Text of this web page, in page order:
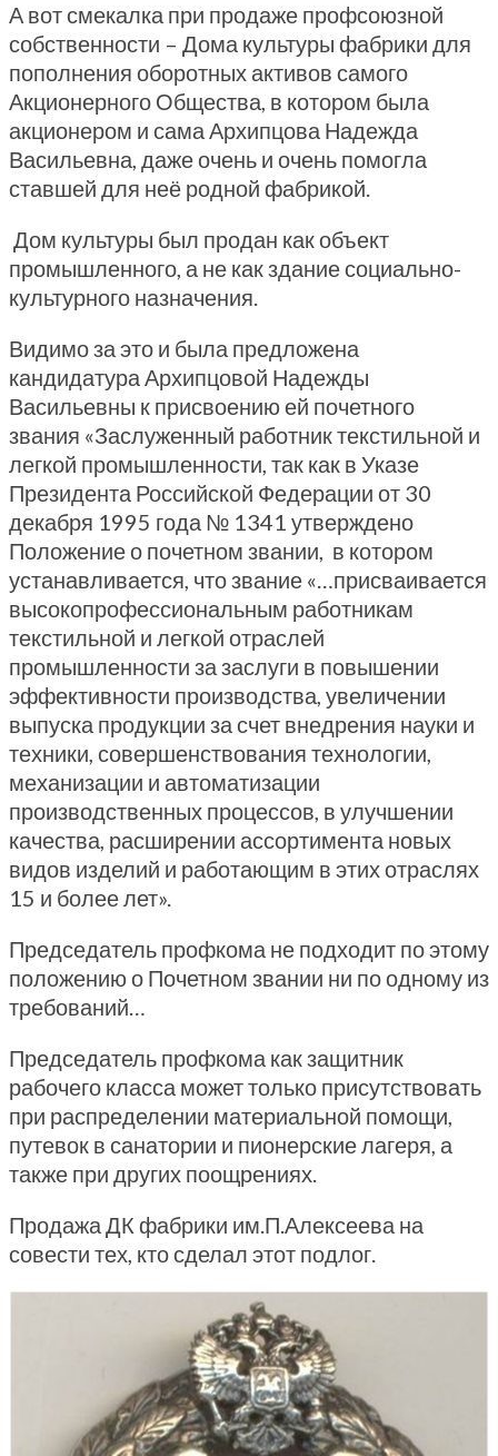
А вот смекалка при продаже профсоюзной
собственности – Дома культуры фабрики для
пополнения оборотных активов самого
Акционерного Общества, в котором была
акционером и сама Архипцова Надежда
Васильевна, даже очень и очень помогла
ставшей для неё родной фабрикой.
Дом культуры был продан как объект
промышленного, а не как здание социально-
культурного назначения.
Видимо за это и была предложена
кандидатура Архипцовой Надежды
Васильевны к присвоению ей почетного
звания «Заслуженный работник текстильной и
легкой промышленности, так как в Указе
Президента Российской Федерации от 30
декабря 1995 года № 1341 утверждено
Положение о почетном звании, в котором
устанавливается, что звание «…присваивается
высокопрофессиональным работникам
текстильной и легкой отраслей
промышленности за заслуги в повышении
эффективности производства, увеличении
выпуска продукции за счет внедрения науки и
техники, совершенствования технологии,
механизации и автоматизации
производственных процессов, в улучшении
качества, расширении ассортимента новых
видов изделий и работающим в этих отраслях
15 и более лет».
Председатель профкома не подходит по этому
положению о Почетном звании ни по одному из
требований…
Председатель профкома как защитник
рабочего класса может только присутствовать
при распределении материальной помощи,
путевок в санатории и пионерские лагеря, а
также при других поощрениях.
Продажа ДК фабрики им.П.Алексеева на
совести тех, кто сделал этот подлог.